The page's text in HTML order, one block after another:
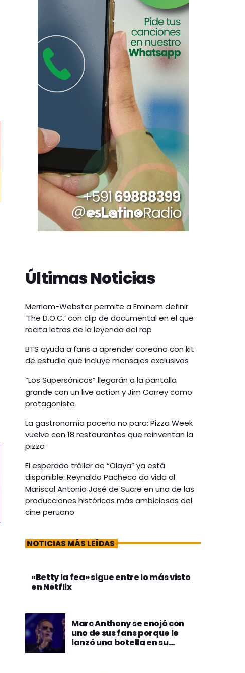
Últimas Noticias
Merriam-Webster permite a Eminem definir
‘The D.O.C.’ con clip de documental en el que
recita letras de la leyenda del rap
BTS ayuda a fans a aprender coreano con kit
de estudio que incluye mensajes exclusivos
“Los Supersónicos” llegarán a la pantalla
grande con un live action y Jim Carrey como
protagonista
La gastronomía paceña no para: Pizza Week
vuelve con 18 restaurantes que reinventan la
pizza
El esperado tráiler de “Olaya” ya está
disponible: Reynaldo Pacheco da vida al
Mariscal Antonio José de Sucre en una de las
producciones históricas más ambiciosas del
cine peruano
NOTICIAS MÁS LEÍDAS
«Betty la fea» sigue entre lo más visto
en Netflix
Marc Anthony se enojó con
uno de sus fans porque le
lanzó una botella en su